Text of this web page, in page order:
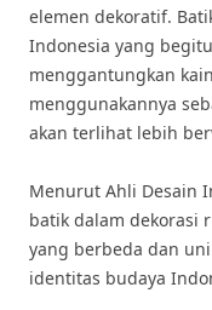
elemen dekoratif.
Indonesia yang
menggantungkan
menggunakannya
akan terlihat lebih
Menurut Ahli Desain
batik dalam dekorasi
yang berbeda dan
identitas budaya